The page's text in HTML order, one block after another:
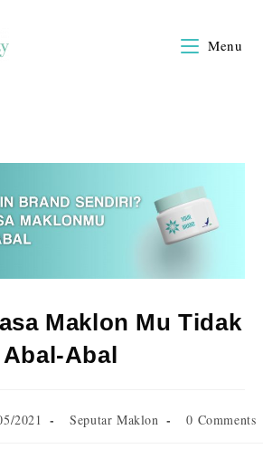
Menu
Maklon Mu Tidak
Abal-Abal
2021 Seputar Maklon 0 Comments